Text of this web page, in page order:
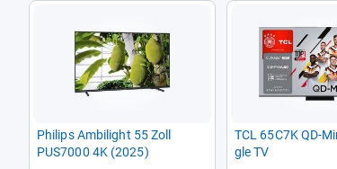
Phi­lips Ambi­light 55 Zoll
PUS7000 4K (2025)
TCL 65C7K QD-​
gle TV